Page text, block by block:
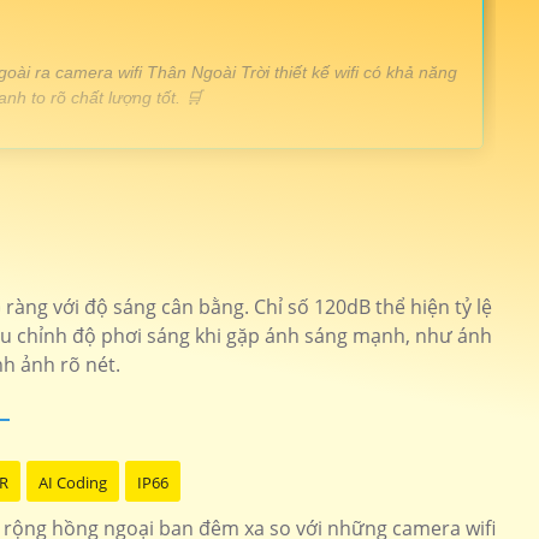
ra camera wifi Thân Ngoài Trời thiết kế wifi có khả năng
to rõ chất lượng tốt. 🛒
2.0MP góc nhìn rộngDS-2CV2021G2-IDW
mưa nắng DH-IPC-HFW1430DT-STW
sắt nét
với độ sáng cân bằng. Chỉ số 120dB thể hiện tỷ lệ
chỉnh độ phơi sáng khi gặp ánh sáng mạnh, như ánh
ảnh rõ nét.
AI Coding IP66
hồng ngoại ban đêm xa so với những camera wifi